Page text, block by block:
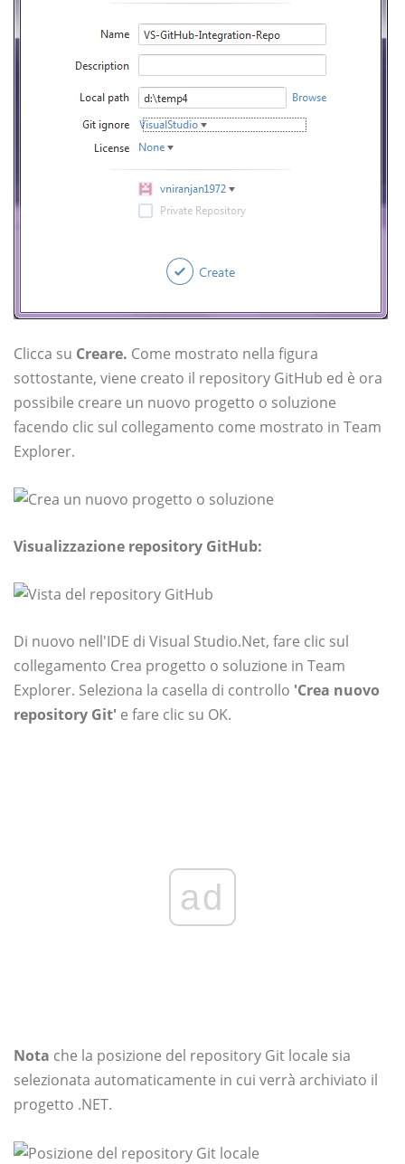
Clicca su Creare. Come mostrato nella figura
sottostante, viene creato il repository GitHub ed è ora
possibile creare un nuovo progetto o soluzione
facendo clic sul collegamento come mostrato in Team
Explorer.
Visualizzazione repository GitHub:
Di nuovo nell'IDE di Visual Studio.Net, fare clic sul
collegamento Crea progetto o soluzione in Team
Explorer. Seleziona la casella di controllo 'Crea nuovo
repository Git' e fare clic su OK.
ad
Nota che la posizione del repository Git locale sia
selezionata automaticamente in cui verrà archiviato il
progetto .NET.